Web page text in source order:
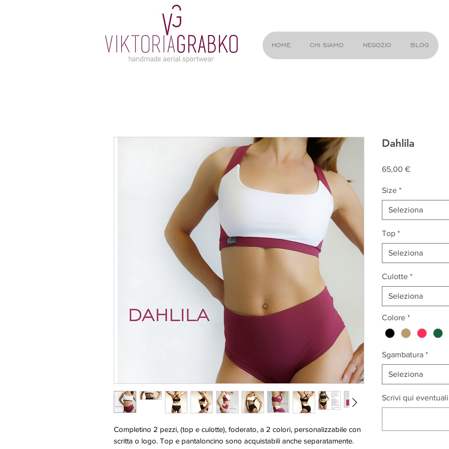
HOME CHI SIAMO NEGOZIO BLOG
Completino 2 pezzi, (top e culotte), foderato, a 2 colori, personalizzabile con
scritta o logo. Top e pantaloncino sono acquistabili anche separatamente.
Dahlila
65,00 €Prezzo
Size *
Seleziona
Top *
Seleziona
Culotte *
Seleziona
Colore *
Sgambatura *
Seleziona
Scrivi qui